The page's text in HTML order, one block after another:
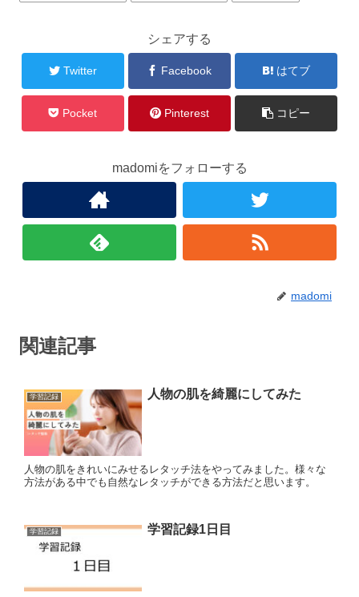
シェアする
Twitter Facebook はてブ
Pocket Pinterest コピー
madomiをフォローする
madomi
関連記事
学習記録 人物の肌を綺麗にしてみた
人物の肌をきれいにみせるレタッチ法をやってみました。様々な
方法がある中でも自然なレタッチができる方法だと思います。
学習記録 学習記録1日目